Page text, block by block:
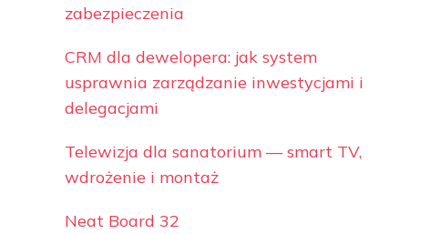
zabezpieczenia
CRM dla dewelopera: jak system
usprawnia zarządzanie inwestycjami i
delegacjami
Telewizja dla sanatorium — smart TV,
wdrożenie i montaż
Neat Board 32